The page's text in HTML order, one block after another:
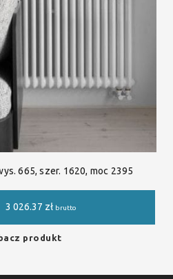
665, szer. 1620, moc 2395
3 026.37 zł brutto
produkt